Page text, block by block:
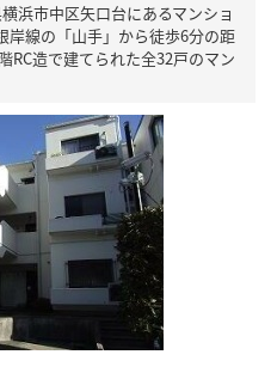
浜市中区矢口台にあるマンショ
岸線の「山手」から徒歩6分の距
RC造で建てられた全32戸のマン